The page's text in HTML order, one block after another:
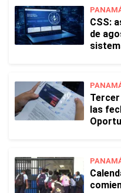
CSS:
de
Tercer
las